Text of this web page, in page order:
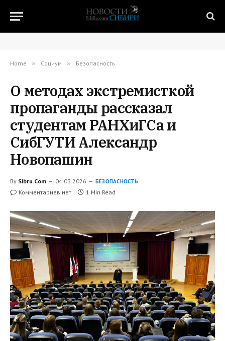
Home » Социум » Безопасность
О методах экстремисткой
пропаганды рассказал
студентам РАНХиГСа и
СибГУТИ Александр
Новопашин
By Sibru.Com 04.03.2026 БЕЗОПАСНОСТЬ
Комментариев нет 1 Min Read